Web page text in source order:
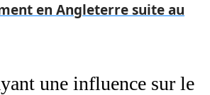
en Angleterre suite au
une influence sur le